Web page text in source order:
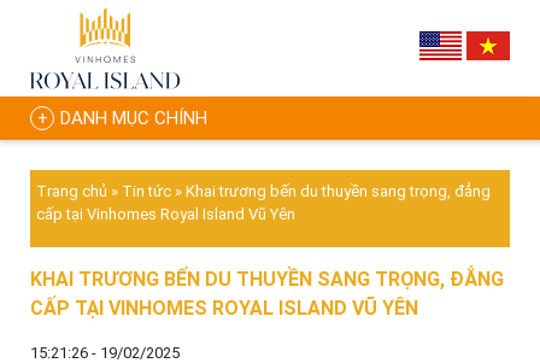
DANH MỤC CHÍNH
Trang chủ » Tin tức » Khai trương bến du thuyền sang trọng, đẳng
cấp tại Vinhomes Royal Island Vũ Yên
KHAI TRƯƠNG BẾN DU THUYỀN SANG TRỌNG, ĐẲNG
CẤP TẠI VINHOMES ROYAL ISLAND VŨ YÊN
15:21:26 - 19/02/2025